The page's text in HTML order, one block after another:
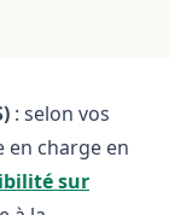
: selon vos
en charge en
sur